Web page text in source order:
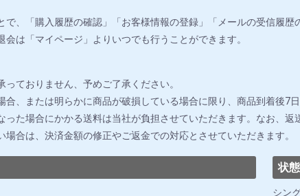
で、「購入履歴の確認」「お客様情報の登録」「メールの受信履歴
は「マイページ」よりいつでも行うことができます。
ておりません、予めご了承ください。
合、または明らかに商品が破損している場合に限り、商品到着後7
った場合にかかる送料は当社が負担させていただきます。なお、
場合は、決済金額の修正やご返金での対応とさせていただきます。
状
シン